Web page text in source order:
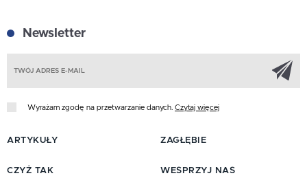
Newsletter
Wyrażam zgodę na przetwarzanie danych. Czytaj więcej
ARTYKUŁY
CZYŻ TAK
ZAGŁĘBIE
WESPRZYJ NAS